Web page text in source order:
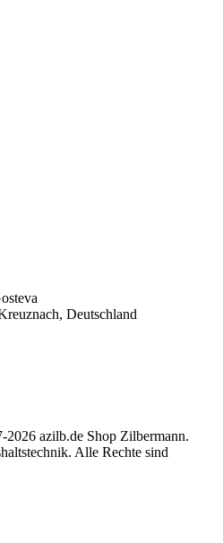
Deutschland
azilb.de Shop Zilbermann.
Alle Rechte sind